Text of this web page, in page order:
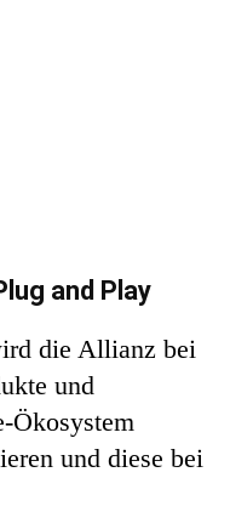
and Play
die Allianz bei
und
Ökosystem
und diese bei